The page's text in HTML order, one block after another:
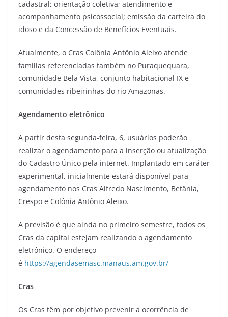
cadastral; orientação coletiva; atendimento e
acompanhamento psicossocial; emissão da carteira do
idoso e da Concessão de Benefícios Eventuais.
Atualmente, o Cras Colônia Antônio Aleixo atende
famílias referenciadas também no Puraquequara,
comunidade Bela Vista, conjunto habitacional IX e
comunidades ribeirinhas do rio Amazonas.
Agendamento eletrônico
A partir desta segunda-feira, 6, usuários poderão
realizar o agendamento para a inserção ou atualização
do Cadastro Único pela internet. Implantado em caráter
experimental, inicialmente estará disponível para
agendamento nos Cras Alfredo Nascimento, Betânia,
Crespo e Colônia Antônio Aleixo.
A previsão é que ainda no primeiro semestre, todos os
Cras da capital estejam realizando o agendamento
eletrônico. O endereço
é https://agendasemasc.manaus.am.gov.br/
Cras
Os Cras têm por objetivo prevenir a ocorrência de